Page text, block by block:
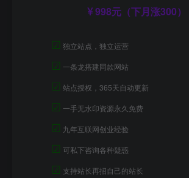
998元（下月涨300）
☑ 独立站点，独立运营
☑ 一条龙搭建同款网站
☑ 站点授权，365天自动更新
☑ 一手无水印资源永久免费
☑ 九年互联网创业经验
☑ 可私下咨询各种疑惑
☑ 支持站长再招自己的站长